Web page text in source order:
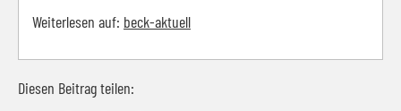
Weiterlesen auf: beck-aktuell
Diesen Beitrag teilen: